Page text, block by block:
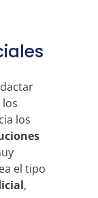
los
el tipo
,